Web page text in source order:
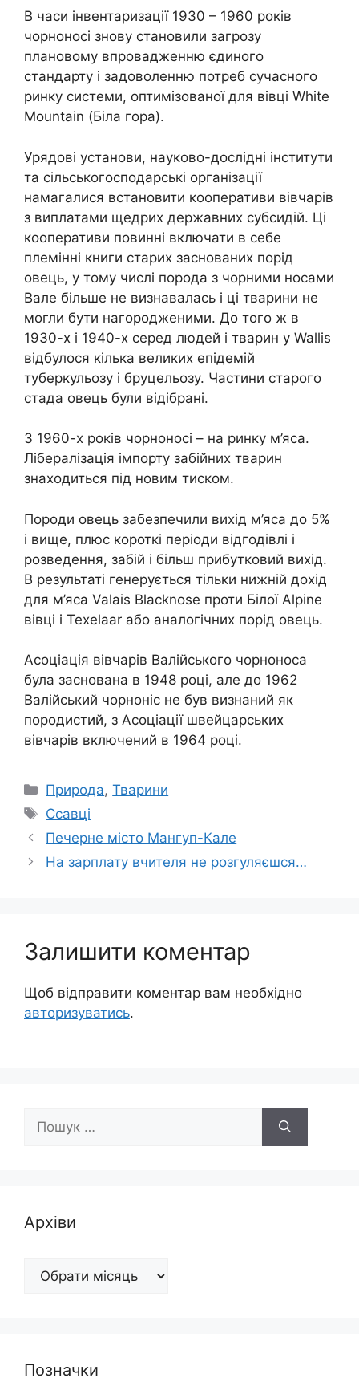
В часи інвентаризації 1930 – 1960 років
чорноносі знову становили загрозу
плановому впровадженню єдиного
стандарту і задоволенню потреб сучасного
ринку системи, оптимізованої для вівці White
Mountain (Біла гора).
Урядові установи, науково-дослідні інститути
та сільськогосподарські організації
намагалися встановити кооперативи вівчарів
з виплатами щедрих державних субсидій. Ці
кооперативи повинні включати в себе
племінні книги старих заснованих порід
овець, у тому числі порода з чорними носами
Вале більше не визнавалась і ці тварини не
могли бути нагородженими. До того ж в
1930-х і 1940-х серед людей і тварин у Wallis
відбулося кілька великих епідемій
туберкульозу і бруцельозу. Частини старого
стада овець були відібрані.
З 1960-х років чорноносі – на ринку м’яса.
Лібералізація імпорту забійних тварин
знаходиться під новим тиском.
Породи овець забезпечили вихід м’яса до 5%
і вище, плюс короткі періоди відгодівлі і
розведення, забій і більш прибутковий вихід.
В результаті генерується тільки нижній дохід
для м’яса Valais Blacknose проти Білої Alpine
вівці і Texelaar або аналогічних порід овець.
Асоціація вівчарів Валійського чорноноса
була заснована в 1948 році, але до 1962
Валійський чорноніс не був визнаний як
породистий, з Асоціації швейцарських
вівчарів включений в 1964 році.
Категорії
Природа,Тварини
Позначки
Ссавці
Печерне місто Мангуп-Кале
На зарплату вчителя не розгуляєшся…
Залишити коментар
Щоб відправити коментар вам необхідно
авторизуватись.
Архіви
Архіви
Позначки